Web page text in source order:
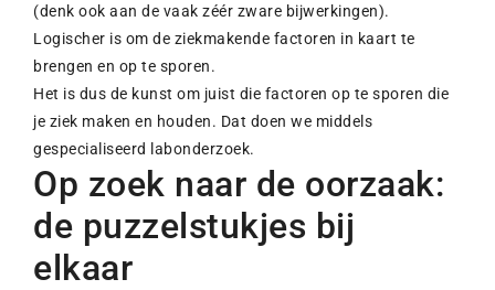
(denk ook aan de vaak zéér zware bijwerkingen).
Logischer is om de ziekmakende factoren in kaart te
brengen en op te sporen.
Het is dus de kunst om juist die factoren op te sporen die
je ziek maken en houden. Dat doen we middels
gespecialiseerd labonderzoek.
Op zoek naar de oorzaak:
de puzzelstukjes bij
elkaar